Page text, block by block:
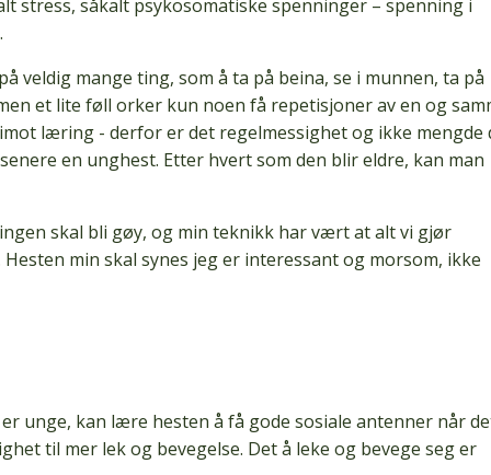
stress, såkalt psykosomatiske spenninger – spenning i
veldig mange ting, som å ta på beina, se i munnen, ta på
et lite føll orker kun noen få repetisjoner av en og
læring - derfor er det regelmessighet og ikke mengde
en unghest. Etter hvert som den blir eldre, kan man
skal bli gøy, og min teknikk har vært at alt vi gjør
min skal synes jeg er interessant og morsom, ikke
unge, kan lære hesten å få gode sosiale antenner når
til mer lek og bevegelse. Det å leke og bevege seg er